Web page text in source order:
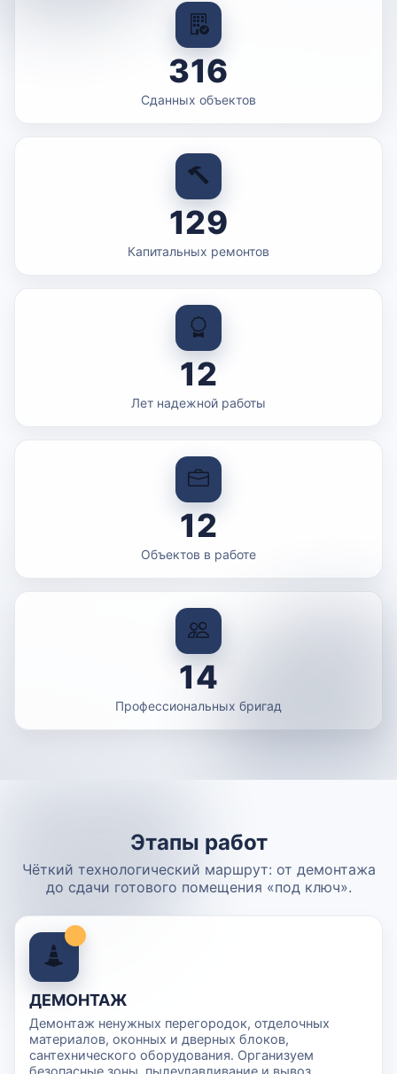
316
Сданных объектов
129
Капитальных ремонтов
12
Лет надежной работы
12
Объектов в работе
14
Профессиональных бригад
Этапы работ
Чёткий технологический маршрут: от демонтажа
до сдачи готового помещения «под ключ».
ДЕМОНТАЖ
Демонтаж ненужных перегородок, отделочных
материалов, оконных и дверных блоков,
сантехнического оборудования. Организуем